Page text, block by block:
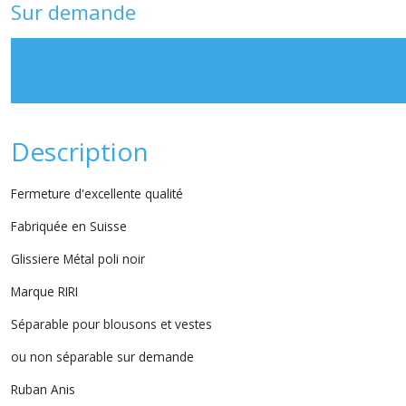
Sur demande
Description
Fermeture d'excellente qualité
Fabriquée en Suisse
Glissiere Métal poli noir
Marque RIRI
Séparable pour blousons et vestes
ou non séparable sur demande
Ruban Anis